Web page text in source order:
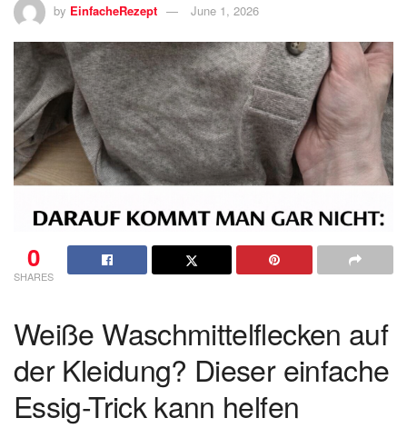
by EinfacheRezept June 1, 2026
0
SHARES
Weiße Waschmittelflecken auf
der Kleidung? Dieser einfache
Essig-Trick kann helfen